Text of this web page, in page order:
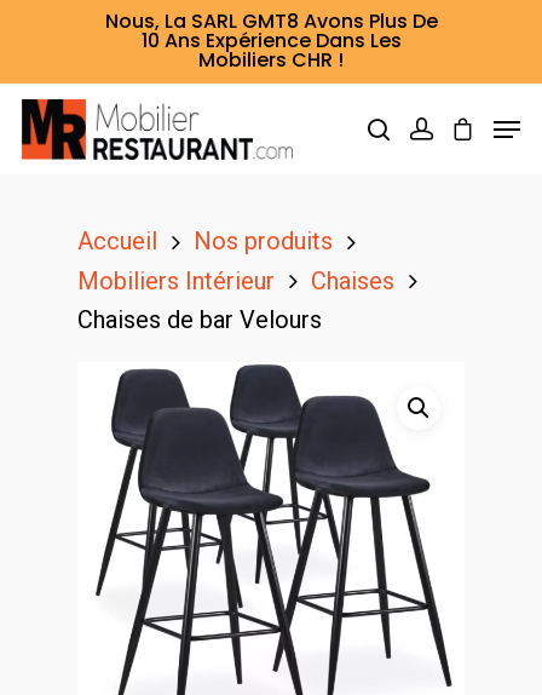
Nous, La SARL GMT8 Avons Plus De
10 Ans Expérience Dans Les
Mobiliers CHR !
Hit enter to search or ESC to close
Accueil
Nos produits
Mobiliers Intérieur
Chaises
Chaises de bar Velours